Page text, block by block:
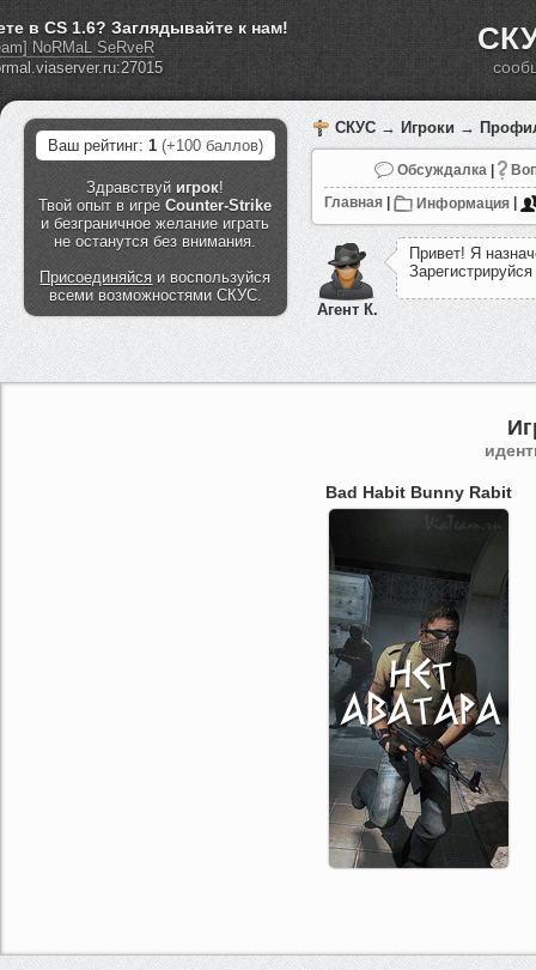
в CS 1.6? Заглядывайте к нам!
NoRMaL SeRveR
Ваш рейтинг: 1 (+100 баллов)
Здравствуй игрок!
Твой опыт в игреCounter-Strike
и безграничное желание играть
не останутся без внимания.
Присоединяйся и воспользуйся
всеми возможностями СКУС.
СКУС→ Игроки→
Обсуждалка
Главная
Информация
Агент К.
Привет! Я назнач
Зарегистрируйся
Bad Habit Bunny Rabit